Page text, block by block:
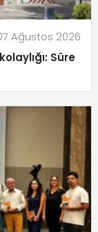
Ağustos 2026
Süre